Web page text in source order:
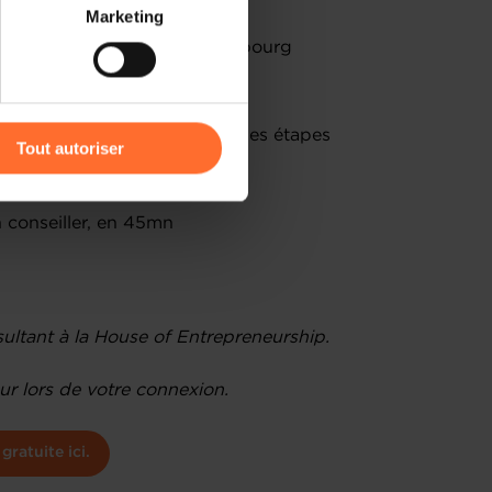
sur les réseaux
être affectées en
protection des données
Marketing
Tout autoriser
entrepreneurs au Luxembourg
d’établissement et les étapes
conseiller, en 45mn
à la House of Entrepreneurship.
lors de votre connexion.
gratuite ici.